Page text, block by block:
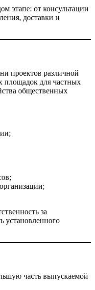
этапе: от консультации
доставки и
проектов различной
площадок для частных
общественных
за
установленного
часть выпускаемой